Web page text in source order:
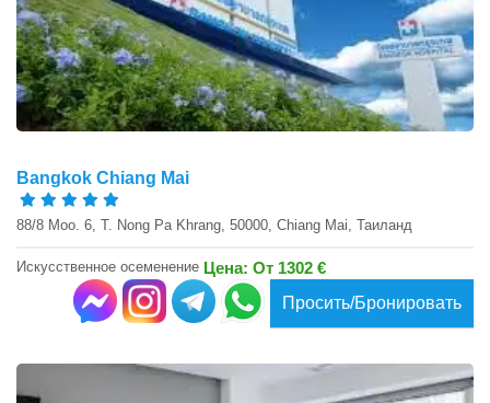
Bangkok Chiang Mai
88/8 Moo. 6, T. Nong Pa Khrang, 50000, Chiang Mai, Таиланд
Искусственное осеменение Цена: От 1302 €
Просить/Бронировать